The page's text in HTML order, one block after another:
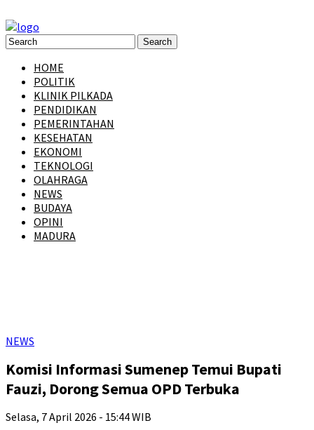
HOME
POLITIK
KLINIK PILKADA
PENDIDIKAN
PEMERINTAHAN
KESEHATAN
EKONOMI
TEKNOLOGI
OLAHRAGA
NEWS
BUDAYA
OPINI
MADURA
NEWS
Komisi Informasi Sumenep Temui Bupati
Fauzi, Dorong Semua OPD Terbuka
Selasa, 7 April 2026 - 15:44 WIB